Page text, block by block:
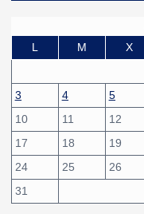
L
M X
3
4 5
10
11 12
17
18 19
24
25 26
31